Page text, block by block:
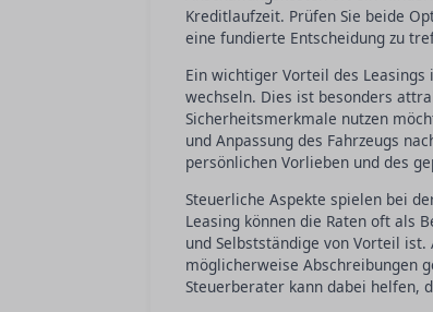
Kreditlaufzeit. Prüfen Sie beide
eine fundierte Entscheidung zu
Ein wichtiger Vorteil des
wechseln. Dies ist besonders
Sicherheitsmerkmale nutzen
und Anpassung des Fahrzeugs
persönlichen Vorlieben und des
Steuerliche Aspekte spielen bei
Leasing können die Raten oft als
und Selbstständige von Vorteil
möglicherweise Abschreibungen
Steuerberater kann dabei helfen,